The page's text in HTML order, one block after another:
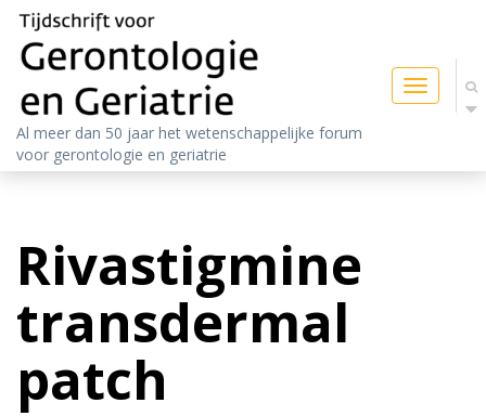
Toggle
navigation
Al meer dan 50 jaar het wetenschappelijke forum
voor gerontologie en geriatrie
Rivastigmine
transdermal
patch